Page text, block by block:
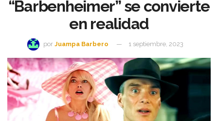
“Barbenheimer” se convierte
en realidad
por Juampa Barbero 1 septiembre, 2023